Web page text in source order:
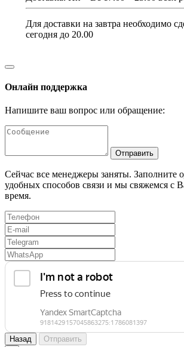
Для доставки на завтра необходимо
сегодня до 20.00
Онлайн поддержка
Напишите ваш вопрос или обращение:
Отправить
Сейчас все менеджеры заняты. Заполните
удобных способов связи и мы свяжемся с
время.
Назад
Отправить